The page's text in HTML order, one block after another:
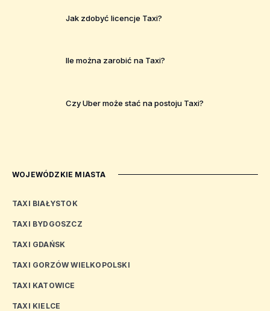
Jak zdobyć licencje Taxi?
Ile można zarobić na Taxi?
Czy Uber może stać na postoju Taxi?
WOJEWÓDZKIE MIASTA
TAXI BIAŁYSTOK
TAXI BYDGOSZCZ
TAXI GDAŃSK
TAXI GORZÓW WIELKOPOLSKI
TAXI KATOWICE
TAXI KIELCE